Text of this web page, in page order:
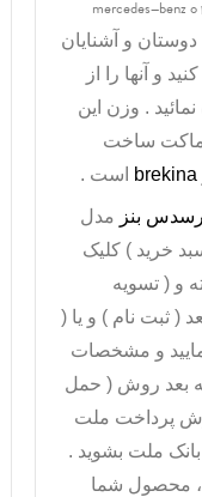
و آشنایان
و آنها را از
. وزن این
ماکت ساخت
brekina است .
بنز مدل
خريد ) کليک
و ( تسويه
( ثبت نام ) و يا (
و مشخصات
بعد روش ( حمل
روش پرداخت ملت
بانک ملت بشويد .
محصول شما